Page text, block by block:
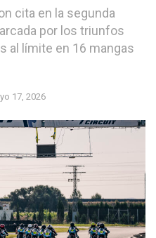
cita en la segunda
por los triunfos
al límite en 16 mangas
17, 2026